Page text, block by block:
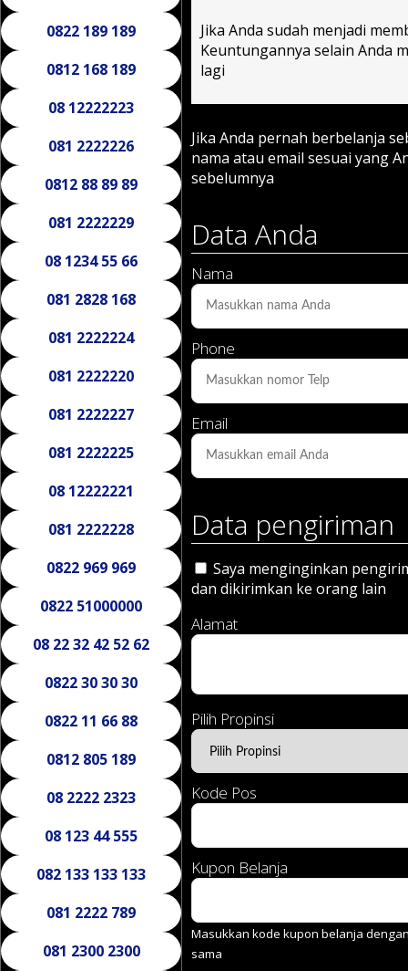
0822 189 189
0812 168 189
08 12222223
081 2222226
0812 88 89 89
081 2222229
08 1234 55 66
081 2828 168
081 2222224
081 2222220
081 2222227
081 2222225
08 12222221
081 2222228
0822 969 969
0822 51000000
08 22 32 42 52 62
0822 30 30 30
0822 11 66 88
0812 805 189
08 2222 2323
08 123 44 555
082 133 133 133
081 2222 789
081 2300 2300
Jika Anda sudah menjadi
Keuntungannya selain Anda
lagi
Jika Anda pernah berbelanja
nama atau email sesuai yang
sebelumnya
Data Anda
Nama
Phone
Email
Data pengiriman
Saya menginginkan
dan dikirimkan ke orang lain
Alamat
Pilih Propinsi
Kode Pos
Kupon Belanja
Masukkan kode kupon belanja
sama